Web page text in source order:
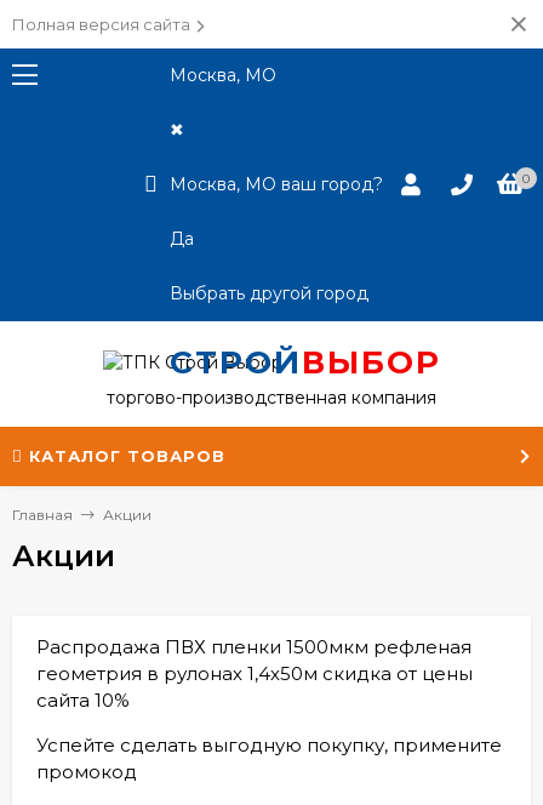
Полная версия сайта
Москва, МО
✖
Москва, МО ваш город?
Да
Выбрать другой город
0
СТРОЙВЫБОР
торгово-производственная компания
КАТАЛОГ ТОВАРОВ
Главная Акции
Акции
Распродажа ПВХ пленки 1500мкм рефленая
геометрия в рулонах 1,4х50м скидка от цены
сайта 10%
Успейте сделать выгодную покупку, примените
промокод